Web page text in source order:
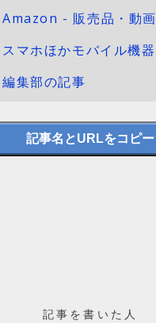
Amazon - 販売品・動画
スマホほかモバイル機器
編集部の記事
記事名とURLをコピー
記事を書いた人